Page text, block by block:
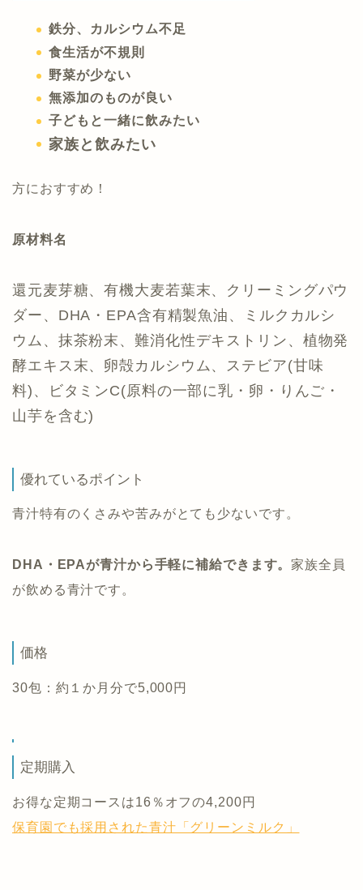
鉄分、カルシウム不足
食生活が不規則
野菜が少ない
無添加のものが良い
子どもと一緒に飲みたい
家族と飲みたい
方におすすめ！
原材料名
還元麦芽糖、有機大麦若葉末、クリーミングパウ
ダー、DHA・EPA含有精製魚油、ミルクカルシ
ウム、抹茶粉末、難消化性デキストリン、植物発
酵エキス末、卵殻カルシウム、ステビア(甘味
料)、ビタミンC(原料の一部に乳・卵・りんご・
山芋を含む)
優れているポイント
青汁特有のくさみや苦みがとても少ないです。
DHA・EPAが青汁から手軽に補給できます。 家族全員
が飲める青汁です。
価格
30包：約１か月分で5,000円
定期購入
お得な定期コースは16％オフの4,200円
保育園でも採用された青汁「グリーンミルク」